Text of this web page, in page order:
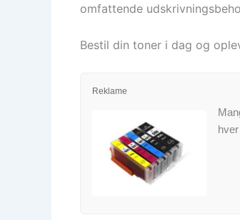
omfattende
Bestil din toner i dag og
Reklame